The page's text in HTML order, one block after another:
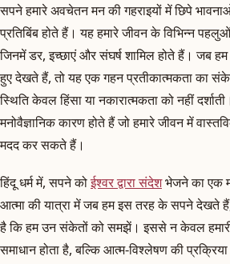
सपने हमारे अवचेतन मन की गहराइयों में छिपे
प्रतिबिंब होते हैं। यह हमारे जीवन के विभिन्न
जिनमें डर, इच्छाएं और संघर्ष शामिल होते हैं। जब
हुए देखते हैं, तो यह एक गहन प्रतीकात्मकता का
स्थिति केवल हिंसा या नकारात्मकता को नहीं
मनोवैज्ञानिक कारण होते हैं जो हमारे जीवन में
मदद कर सकते हैं।
हिंदू धर्म में, सपने कोईश्वर द्वारा संदेशभेजने का एक
आत्मा की यात्रा में जब हम इस तरह के सपने देखते हैं,
है कि हम उन संकेतों को समझें। इससे न केवल
समाधान होता है, बल्कि आत्म-विश्लेषण की